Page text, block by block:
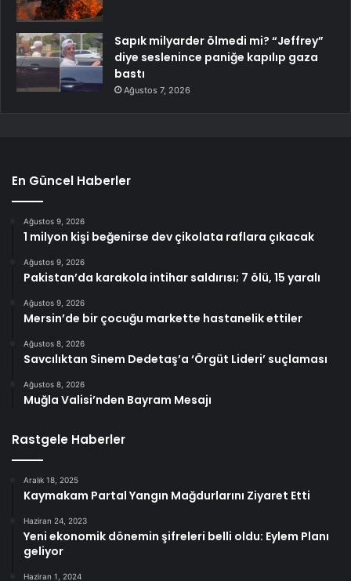
Sapık milyarder ölmedi mi? “Jeffrey”
diye seslenince paniğe kapılıp gaza
bastı
Ağustos 7, 2026
En Güncel Haberler
Ağustos 9, 2026
1 milyon kişi beğenirse dev çikolata raflara çıkacak
Ağustos 9, 2026
Pakistan’da karakola intihar saldırısı; 7 ölü, 15 yaralı
Ağustos 9, 2026
Mersin’de bir çocuğu markette hastanelik ettiler
Ağustos 8, 2026
Savcılıktan Sinem Dedetaş’a ‘Örgüt Lideri’ suçlaması
Ağustos 8, 2026
Muğla Valisi’nden Bayram Mesajı
Rastgele Haberler
Aralık 18, 2025
Kaymakam Partal Yangın Mağdurlarını Ziyaret Etti
Haziran 24, 2023
Yeni ekonomik dönemin şifreleri belli oldu: Eylem Planı
geliyor
Haziran 1, 2024